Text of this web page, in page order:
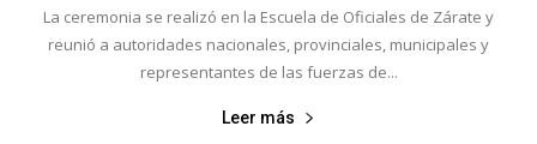
La ceremonia se realizó en la Escuela de Oficiales de Zárate y
reunió a autoridades nacionales, provinciales, municipales y
representantes de las fuerzas de...
Leer más